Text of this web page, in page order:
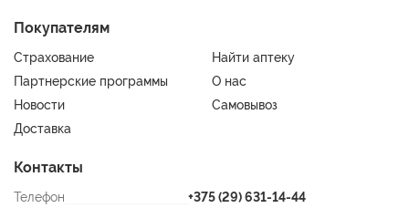
Покупателям
Страхование
Найти аптеку
Партнерские программы
О нас
Новости
Самовывоз
Доставка
Контакты
Телефон
+375 (29) 631-14-44